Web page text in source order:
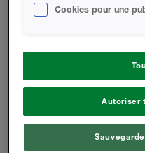
Pare-vapeur /
bois, acier...)
Données du
Cookies pour une
Autoriser